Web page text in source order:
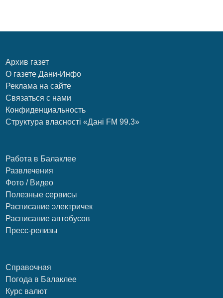
Архив газет
О газете Дани-Инфо
Реклама на сайте
Связаться с нами
Конфиденциальность
Структура власності «Дані FM 99.3»
Работа в Балаклее
Развлечения
Фото / Видео
Полезные сервисы
Расписание электричек
Расписание автобусов
Пресс-релизы
Справочная
Погода в Балаклее
Курс валют